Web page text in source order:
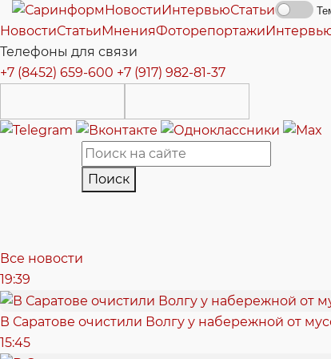
НовостиИнтервьюСтатьи
НовостиСтатьиМненияФоторепортажи
Телефоны для связи
+7 (8452) 659-600 +7 (917) 982-81-37
Поиск
Все новости
19:39
В Саратове очистили Волгу у набережной от
15:45